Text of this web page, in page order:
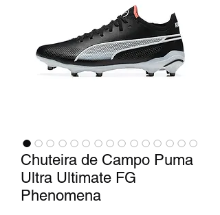
Chuteira de Campo Puma
Ultra Ultimate FG
Phenomena